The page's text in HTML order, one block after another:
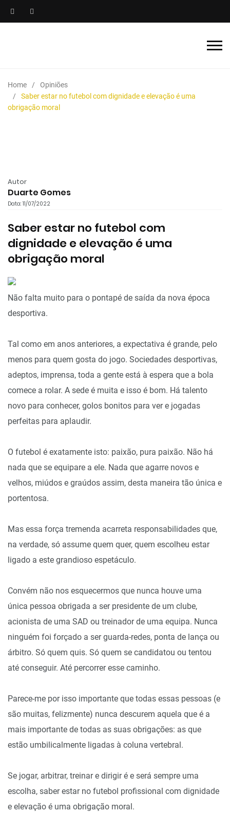
Home
Opiniões
Saber estar no futebol com dignidade e elevação é uma
obrigação moral
Autor
Duarte Gomes
Data: 11/07/2022
Saber estar no futebol com
dignidade e elevação é uma
obrigação moral
Não falta muito para o pontapé de saída da nova época
desportiva.
Tal como em anos anteriores, a expectativa é grande, pelo
menos para quem gosta do jogo. Sociedades desportivas,
adeptos, imprensa, toda a gente está à espera que a bola
comece a rolar. A sede é muita e isso é bom. Há talento
novo para conhecer, golos bonitos para ver e jogadas
perfeitas para aplaudir.
O futebol é exatamente isto: paixão, pura paixão. Não há
nada que se equipare a ele. Nada que agarre novos e
velhos, miúdos e graúdos assim, desta maneira tão única e
portentosa.
Mas essa força tremenda acarreta responsabilidades que,
na verdade, só assume quem quer, quem escolheu estar
ligado a este grandioso espetáculo.
Convém não nos esquecermos que nunca houve uma
única pessoa obrigada a ser presidente de um clube,
acionista de uma SAD ou treinador de uma equipa. Nunca
ninguém foi forçado a ser guarda-redes, ponta de lança ou
árbitro. Só quem quis. Só quem se candidatou ou tentou
até conseguir. Até percorrer esse caminho.
Parece-me por isso importante que todas essas pessoas (e
são muitas, felizmente) nunca descurem aquela que é a
mais importante de todas as suas obrigações: as que
estão umbilicalmente ligadas à coluna vertebral.
Se jogar, arbitrar, treinar e dirigir é e será sempre uma
escolha, saber estar no futebol profissional com dignidade
e elevação é uma obrigação moral.